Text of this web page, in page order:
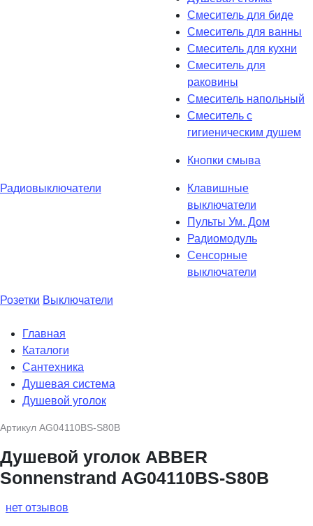
Смеситель для биде
Смеситель для ванны
Смеситель для кухни
Смеситель для
раковины
Смеситель напольный
Смеситель с
гигиеническим душем
Кнопки смыва
Радиовыключатели
Клавишные
выключатели
Пульты Ум. Дом
Радиомодуль
Сенсорные
выключатели
Розетки Выключатели
Главная
Каталоги
Сантехника
Душевая система
Душевой уголок
Артикул AG04110BS-S80B
Душевой уголок ABBER
Sonnenstrand AG04110BS-S80B
нет отзывов